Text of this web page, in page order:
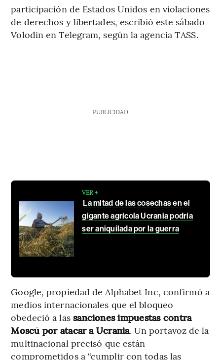
participación de Estados Unidos en violaciones
de derechos y libertades, escribió este sábado
Volodin en Telegram, según la agencia TASS.
PUBLICIDAD
VER +
La mitad de las cosechas en el
gigante agrícola Ucrania podría
ser aniquilada por la guerra
Google, propiedad de Alphabet Inc, confirmó a
medios internacionales que el bloqueo
obedeció a lassanciones impuestas contra
Moscú por atacar a Ucrania. Un portavoz de la
multinacional precisó que están
comprometidos a “cumplir con todas las